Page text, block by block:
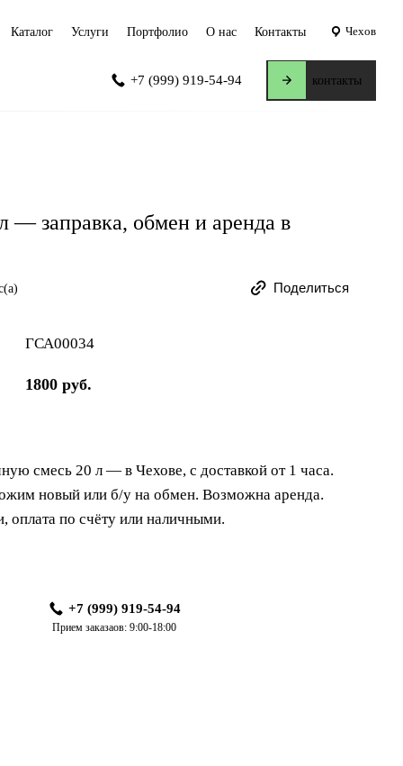
Каталог Услуги Портфолио О нас Контакты Чехов
+7 (999) 919-54-94 контакты
— заправка, обмен и аренда в
Поделиться
ГСА00034
1800 руб.
смесь 20 л — в Чехове, с доставкой от 1 часа.
новый или б/у на обмен. Возможна аренда.
оплата по счёту или наличными.
+7 (999) 919-54-94
Прием заказаов: 9:00-18:00